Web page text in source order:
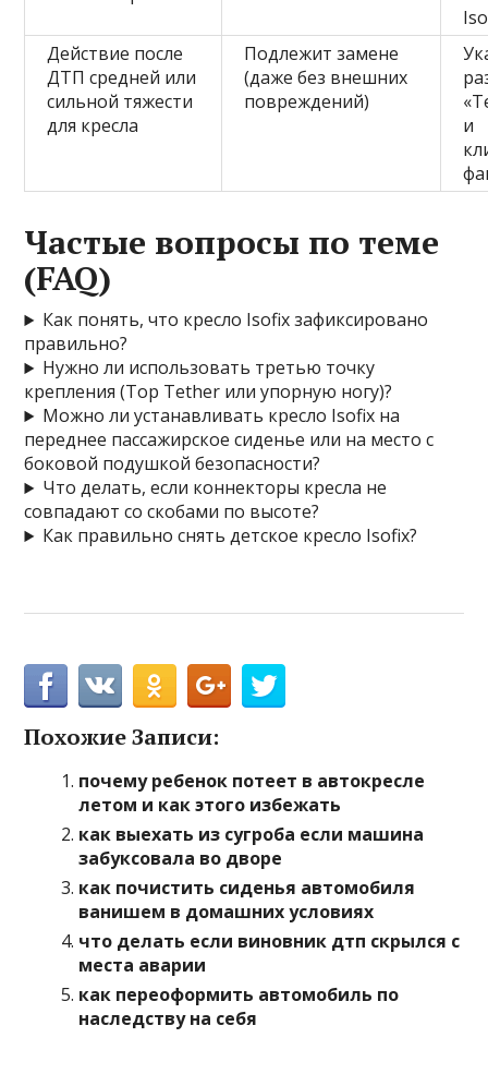
Действие после
ДТП средней или
сильной тяжести
для кресла
Подлежит замене
(даже без внешних
повреждений)
и
Частые вопросы по теме
(FAQ)
Как понять, что кресло Isofix зафиксировано
правильно?
Нужно ли использовать третью точку
крепления (Top Tether или упорную ногу)?
Можно ли устанавливать кресло Isofix на
переднее пассажирское сиденье или на место с
боковой подушкой безопасности?
Что делать, если коннекторы кресла не
совпадают со скобами по высоте?
Как правильно снять детское кресло Isofix?
Похожие Записи:
почему ребенок потеет в автокресле
летом и как этого избежать
как выехать из сугроба если машина
забуксовала во дворе
как почистить сиденья автомобиля
ванишем в домашних условиях
что делать если виновник дтп скрылся с
места аварии
как переоформить автомобиль по
наследству на себя